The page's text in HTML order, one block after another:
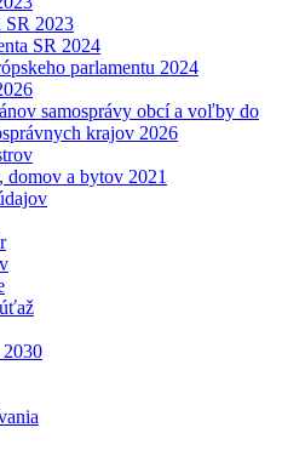
2023
SR 2024
parlamentu 2024
samosprávy obcí a voľby do
krajov 2026
domov a bytov 2021